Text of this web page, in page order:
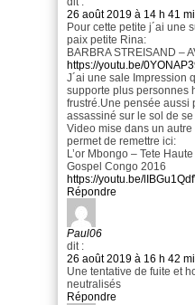
26 août 2019 à 14 h 41
Pour cette petite j´ai une
paix petite Rina:
BARBRA STREISAND –
https://youtu.be/
J´ai une sale Impression
supporte plus personnes
frustré.Une pensée aussi
assassiné sur le sol de
Video mise dans un
permet de remettre ici:
L’or Mbongo – Tete
Gospel Congo 2016
https://youtu.be/
Répondre
Paul06
dit :
26 août 2019 à 16 h 42
Une tentative de fuite et
neutralisés
Répondre